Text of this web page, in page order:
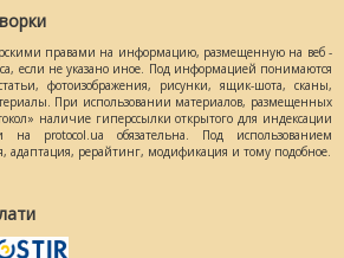
правами на информацию, размещенную на веб -
если не указано иное. Под информацией понимаются
фотоизображения, рисунки, ящик-шота, сканы,
При использовании материалов, размещенных
наличие гиперссылки открытого для индексации
на protocol.ua обязательна. Под использованием
адаптация, рерайтинг, модификация и тому подобное.